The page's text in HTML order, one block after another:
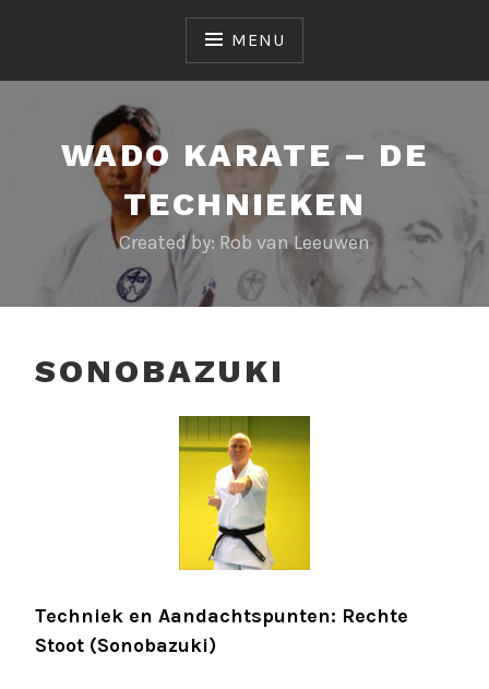
MENU
WADO KARATE – DE
TECHNIEKEN
Created by: Rob van Leeuwen
SONOBAZUKI
Techniek en Aandachtspunten: Rechte
Stoot (Sonobazuki)